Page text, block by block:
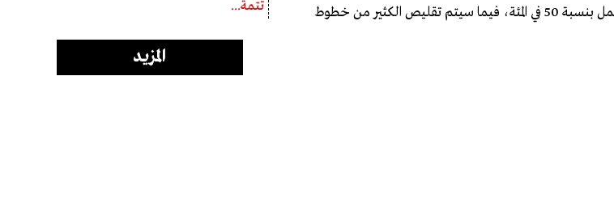
كما تم تقليص المواصلات العامة وحركة القطارات بين المدن إلى 25 في المئة بعد أن كانت تعمل بنسبة 50 في المئة، فيما سيتم تقليص الكثير من خطوط
تتمة...
المزيد